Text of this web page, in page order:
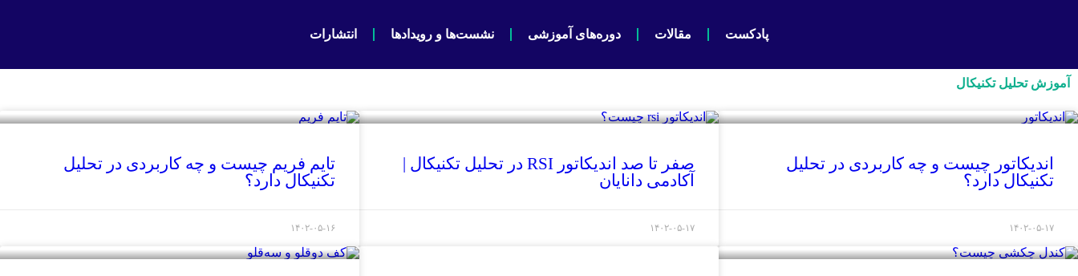
پادکست مقالات دوره‌های آموزشی نشست‌ها و رویدادها انتشارات
آموزش تحلیل تکنیکال
اندیکاتور چیست و چه کاربردی در تحلیل
تکنیکال دارد؟
۱۴۰۲-۰۵-۱۷
صفر تا صد اندیکاتور RSI در تحلیل تکنیکال |
آکادمی دانایان
۱۴۰۲-۰۵-۱۷
تایم فریم چیست و چه کاربردی در تحلیل
تکنیکال دارد؟
۱۴۰۲-۰۵-۱۶